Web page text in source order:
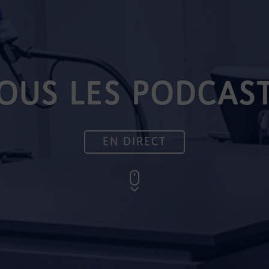
LES
EN DIRECT